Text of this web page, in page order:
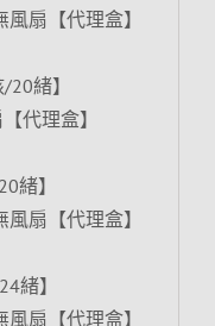
風扇【代理盒】
緒】
代理盒】
緒】
風扇【代理盒】
緒】
風扇【代理盒】